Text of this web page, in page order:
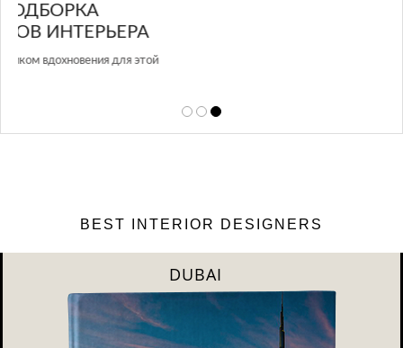
GLAZOV DESIGN GROUP – УНИКАЛЬНЫЙ
ПОДХОД К ДИЗАЙНУ
Glazov Design Group- это одна из лучших студий дизайна интерьера
BEST INTERIOR DESIGNERS
DUBAI